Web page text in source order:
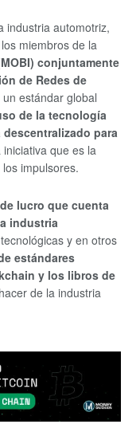
industria automotriz,
miembros de la
conjuntamente
de Redes de
estándar global
de la tecnología
para
iniciativa que es la
impulsores.
lucro que cuenta
industria
y en otros
estándares
y los libros de
de la industria